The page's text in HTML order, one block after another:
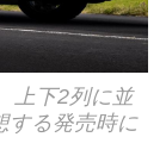
上下2列に並
する発売時に